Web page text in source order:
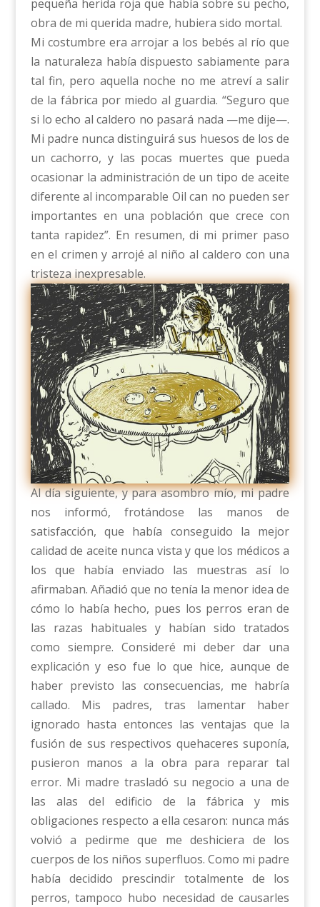
pequeña herida roja que había sobre su pecho,
obra de mi querida madre, hubiera sido mortal.
Mi costumbre era arrojar a los bebés al río que
la naturaleza había dispuesto sabiamente para
tal fin, pero aquella noche no me atreví a salir
de la fábrica por miedo al guardia. “Seguro que
si lo echo al caldero no pasará nada —me dije—.
Mi padre nunca distinguirá sus huesos de los de
un cachorro, y las pocas muertes que pueda
ocasionar la administración de un tipo de aceite
diferente al incomparable Oil can no pueden ser
importantes en una población que crece con
tanta rapidez”. En resumen, di mi primer paso
en el crimen y arrojé al niño al caldero con una
tristeza inexpresable.
Al día siguiente, y para asombro mío, mi padre
nos informó, frotándose las manos de
satisfacción, que había conseguido la mejor
calidad de aceite nunca vista y que los médicos a
los que había enviado las muestras así lo
afirmaban. Añadió que no tenía la menor idea de
cómo lo había hecho, pues los perros eran de
las razas habituales y habían sido tratados
como siempre. Consideré mi deber dar una
explicación y eso fue lo que hice, aunque de
haber previsto las consecuencias, me habría
callado. Mis padres, tras lamentar haber
ignorado hasta entonces las ventajas que la
fusión de sus respectivos quehaceres suponía,
pusieron manos a la obra para reparar tal
error. Mi madre trasladó su negocio a una de
las alas del edificio de la fábrica y mis
obligaciones respecto a ella cesaron: nunca más
volvió a pedirme que me deshiciera de los
cuerpos de los niños superfluos. Como mi padre
había decidido prescindir totalmente de los
perros, tampoco hubo necesidad de causarles